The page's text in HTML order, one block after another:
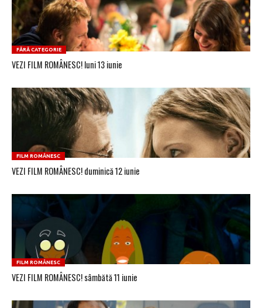
FĂRĂ CATEGORIE
VEZI FILM ROMÂNESC! luni 13 iunie
FILM ROMÂNESC
VEZI FILM ROMÂNESC! duminică 12 iunie
FILM ROMÂNESC
VEZI FILM ROMÂNESC! sâmbătă 11 iunie